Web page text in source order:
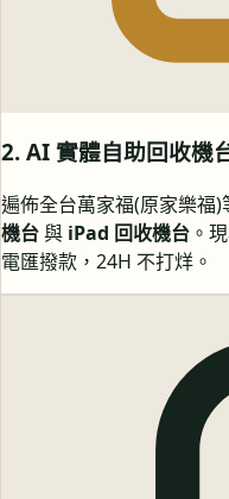
2. AI 實體自助回收機
遍佈全台萬家福(原家樂福
機台與 iPad 回收機台 。
電匯撥款，24H 不打烊。